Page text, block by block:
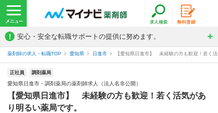
! 安心・安全な転職サポートの提供に努めます。
薬剤師の求人・転職TOP 愛知県 日進市 【愛知県日進市】 未経験の方も歓迎！若く
正社員 調剤薬局
愛知県日進市・調剤薬局の薬剤師求人（法人名非公開）
【愛知県日進市】 未経験の方も歓迎！若く活気があ
り明るい薬局です。